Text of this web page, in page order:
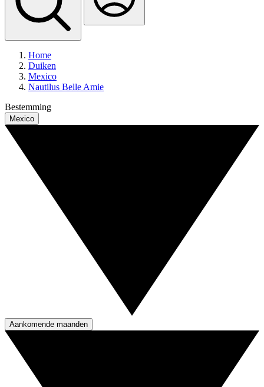
Home
Duiken
Mexico
Nautilus Belle Amie
Bestemming
Mexico
Aankomende maanden